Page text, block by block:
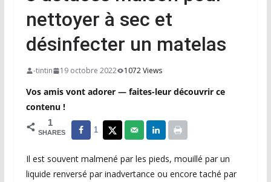
nettoyer à sec et
désinfecter un matelas
-tintin 19 octobre 2022 1072 Views
Vos amis vont adorer — faites-leur découvrir ce
contenu !
1
SHARES 1
Il est souvent malmené par les pieds, mouillé par un
liquide renversé par inadvertance ou encore taché par